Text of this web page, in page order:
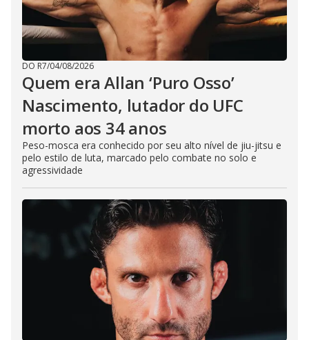
DO R7/04/08/2026
Quem era Allan ‘Puro Osso’
Nascimento, lutador do UFC
morto aos 34 anos
Peso-mosca era conhecido por seu alto nível de jiu-jitsu e
pelo estilo de luta, marcado pelo combate no solo e
agressividade